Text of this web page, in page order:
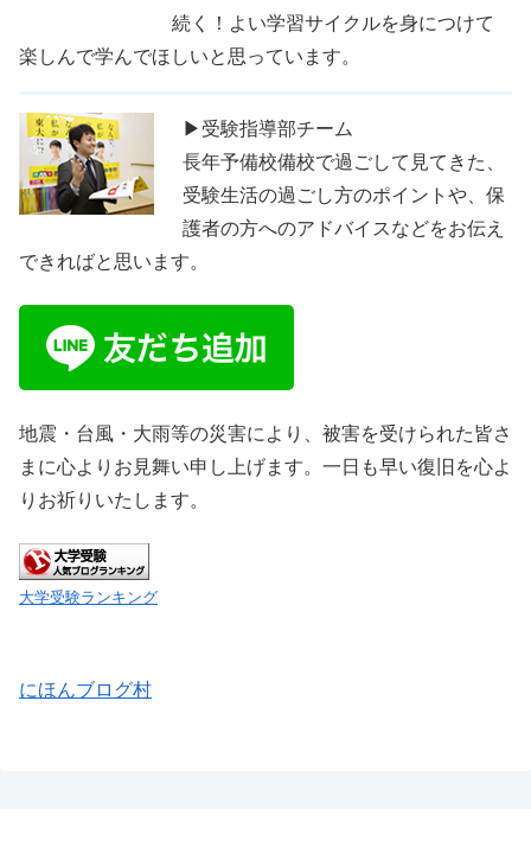
続く！よい学習サイクルを身につけて
楽しんで学んでほしいと思っています。
▶受験指導部チーム
長年予備校備校で過ごして見てきた、
受験生活の過ごし方のポイントや、保
護者の方へのアドバイスなどをお伝え
できればと思います。
地震・台風・大雨等の災害により、被害を受けられた皆さ
まに心よりお見舞い申し上げます。一日も早い復旧を心よ
りお祈りいたします。
大学受験ランキング
にほんブログ村